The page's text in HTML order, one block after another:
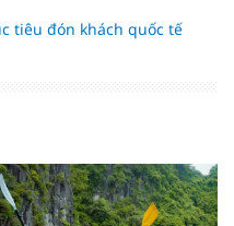
tiêu đón khách quốc tế